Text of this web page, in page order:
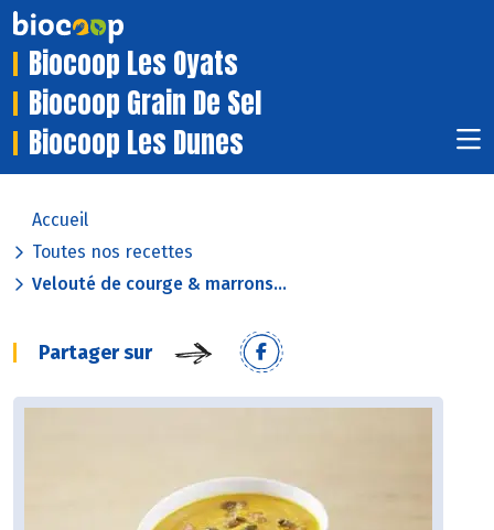
Biocoop Les Oyats
Biocoop Grain De Sel
Biocoop Les Dunes
Accueil
Toutes nos recettes
Velouté de courge & marrons...
Partager sur